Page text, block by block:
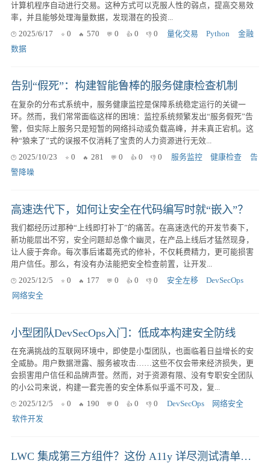
计算机程序自动进行交易。这种方式可以克服人性的弱点，提高交易效
率，并且能够处理海量数据，发现潜在的投资...
2025/6/17
0 570 0 0 0 量化交易 Python
金融
数据
告别“假死”：构建智能鲁棒的服务健康检查机制
在复杂的分布式系统中，服务健康监控是保障系统稳定运行的关键一
环。然而，我们常常面临这样的困境：监控系统频繁发出“服务假死”告
警，但实际上服务只是短暂的网络抖动或负载高峰，并未真正宕机。这
种“狼来了”式的误报不仅消耗了宝贵的人力资源进行无效...
2025/10/23
0 281 0 0 0 服务监控 健康检查
告
警降噪
高速迭代下，如何让安全在代码编写时就“嵌入”？
我们都经历过那种“上线即打补丁”的痛苦。在高速迭代的开发节奏下，
新功能层出不穷，安全问题却总像个幽灵，在产品上线后才猛然现身，
让人疲于奔命。每次事后诸葛亮式的修补，不仅耗费精力，更可能损害
用户信任。那么，有没有办法能把安全检查前置，让开发...
2025/12/5
0 177 0 0 0 安全左移
DevSecOps
网络安全
小型团队DevSecOps入门：低成本构建安全防线
在充满挑战的互联网环境中，即使是小型团队，也面临着日益增长的安
全威胁。用户数据泄露、服务被攻击……这些不仅会带来经济损失，更
会损害用户信任和品牌声誉。然而，对于资源有限、没有专职安全团队
的小公司来说，构建一套完善的安全体系似乎遥不可及，复...
2025/12/5
0 190 0 0 0 DevSecOps
网络安全
软件开发
LWC 集成第三方组件？这份 A11y 详尽测试清单帮你避坑